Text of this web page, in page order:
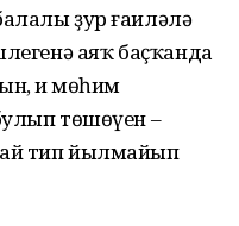
ҙур ғаиләлә
аяҡ баҫҡанда
иң мөһим
төшөүен –
тип йылмайып